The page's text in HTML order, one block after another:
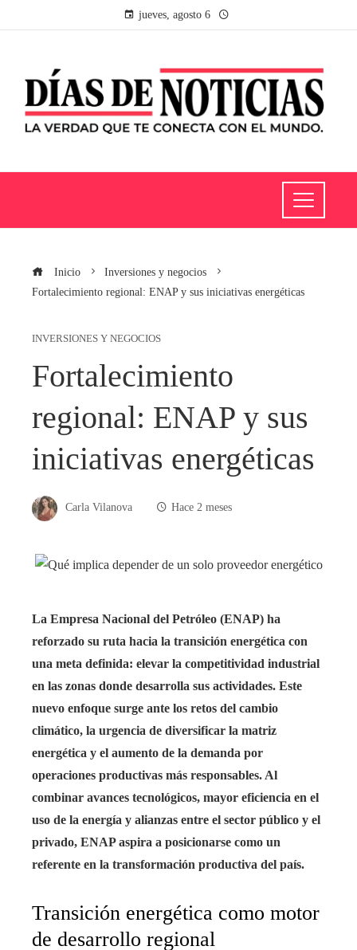
jueves, agosto 6
Inicio
Inversiones y negocios
Fortalecimiento regional: ENAP y sus iniciativas energéticas
INVERSIONES Y NEGOCIOS
Fortalecimiento
regional: ENAP y sus
iniciativas energéticas
Carla Vilanova Hace 2 meses
La Empresa Nacional del Petróleo (ENAP) ha
reforzado su ruta hacia la transición energética con
una meta definida: elevar la competitividad industrial
en las zonas donde desarrolla sus actividades. Este
nuevo enfoque surge ante los retos del cambio
climático, la urgencia de diversificar la matriz
energética y el aumento de la demanda por
operaciones productivas más responsables. Al
combinar avances tecnológicos, mayor eficiencia en el
uso de la energía y alianzas entre el sector público y el
privado, ENAP aspira a posicionarse como un
referente en la transformación productiva del país.
Transición energética como motor
de desarrollo regional